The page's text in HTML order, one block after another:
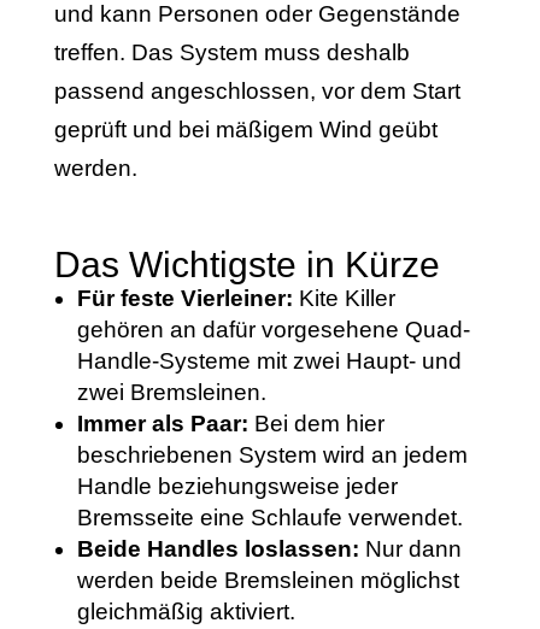
und kann Personen oder Gegenstände
treffen. Das System muss deshalb
passend angeschlossen, vor dem Start
geprüft und bei mäßigem Wind geübt
werden.
Das Wichtigste in Kürze
Für feste Vierleiner: Kite Killer
gehören an dafür vorgesehene Quad-
Handle-Systeme mit zwei Haupt- und
zwei Bremsleinen.
Immer als Paar: Bei dem hier
beschriebenen System wird an jedem
Handle beziehungsweise jeder
Bremsseite eine Schlaufe verwendet.
Beide Handles loslassen: Nur dann
werden beide Bremsleinen möglichst
gleichmäßig aktiviert.